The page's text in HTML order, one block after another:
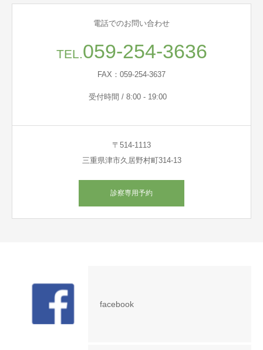
電話でのお問い合わせ
TEL.059-254-3636
FAX：059-254-3637
受付時間 / 8:00 - 19:00
〒514-1113
三重県津市久居野村町314-13
診察専用予約
facebook